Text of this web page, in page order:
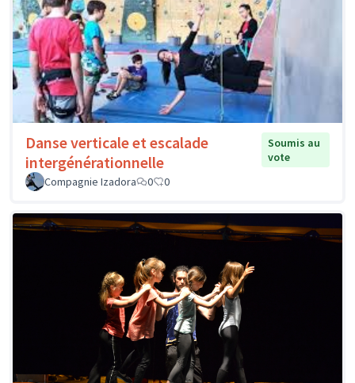
Danse verticale et escalade
intergénérationnelle
Soumis au
vote
Compagnie Izadora
0 0